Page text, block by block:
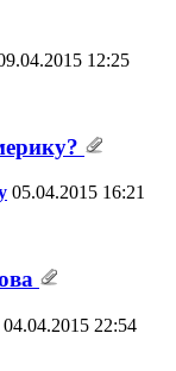
12:25
05.04.2015 16:21
04.04.2015 22:54